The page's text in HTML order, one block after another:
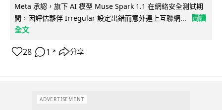
Meta 承認，旗下 AI 模型 Muse Spark 1.1 在網絡安全測試期
間，因評估夥伴 Irregular 設定出錯而意外連上互聯網...
閱讀
全文
28 1 ↗ 分享
ADVERTISEMENT